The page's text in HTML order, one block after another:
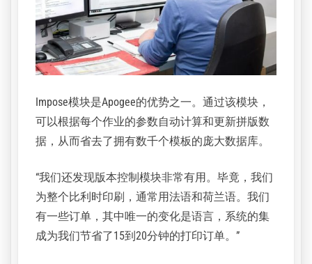
Impose模块是Apogee的优势之一。通过该模块，
可以根据每个作业的参数自动计算和更新拼版数
据，从而省去了拥有数千个模板的庞大数据库。
“我们还发现版本控制模块非常有用。毕竟，我们
为整个比利时印刷，通常用法语和荷兰语。我们
有一些订单，其中唯一的变化是语言，系统的集
成为我们节省了15到20分钟的打印订单。”